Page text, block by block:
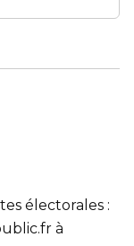
électorales :
à